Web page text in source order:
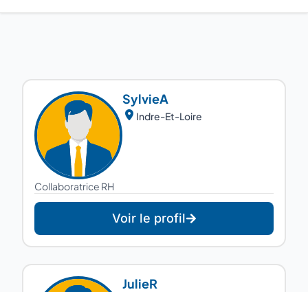
SylvieA
Indre-Et-Loire
Collaboratrice RH
Voir le profil
JulieR